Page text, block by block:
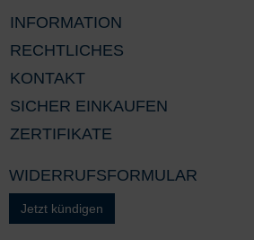
INFORMATION
RECHTLICHES
KONTAKT
SICHER EINKAUFEN
ZERTIFIKATE
WIDERRUFSFORMULAR
Jetzt kündigen